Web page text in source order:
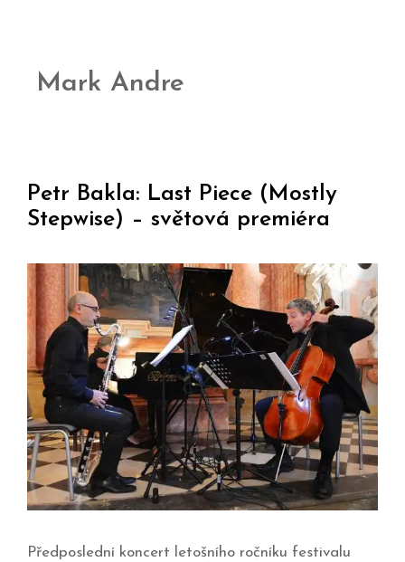
Mark Andre
Petr Bakla: Last Piece (Mostly
Stepwise) – světová premiéra
Předposlední koncert letošního ročníku festivalu